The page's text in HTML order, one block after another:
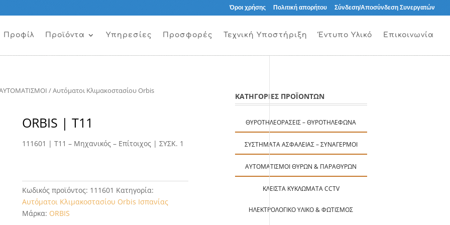
Όροι χρήσης Πολιτική απορήτου Σύνδεση/Αποσύνδεση Συνεργατών
Προφίλ Προϊόντα Υπηρεσίες Προσφορές Τεχνική Υποστήριξη Έντυπο Υλικό Επικοινωνία
/Αυτόματοι Κλιμακοστασίου Orbis
ORBIS | Τ11
111601 | Τ11 – Μηχανικός – Επίτοιχος | ΣΥΣΚ. 1
Κωδικός προϊόντος: 111601 Κατηγορία:
Αυτόματοι Κλιμακοστασίου Orbis Ισπανίας
Μάρκα: ORBIS
ΚΑΤΗΓΟΡΙΕΣ ΠΡΟΪΟΝΤΩΝ
ΘΥΡΟΤΗΛΕΟΡΆΣΕΙΣ – ΘΥΡΟΤΗΛΈΦΩΝΑ
ΣΥΣΤΉΜΑΤΑ ΑΣΦΑΛΕΊΑΣ – ΣΥΝΑΓΕΡΜΟΊ
ΑΥΤΟΜΑΤΙΣΜΟΊ ΘΥΡΏΝ & ΠΑΡΑΘΎΡΩΝ
ΚΛΕΙΣΤΆ ΚΥΚΛΏΜΑΤΑ CCTV
ΗΛΕΚΤΡΟΛΟΓΙΚΌ ΥΛΙΚΌ & ΦΩΤΙΣΜΌΣ